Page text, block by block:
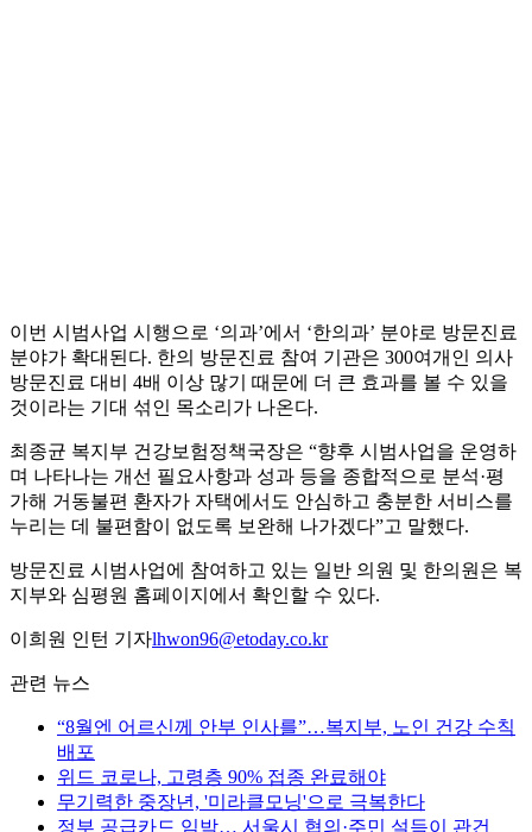
이번 시범사업 시행으로 ‘의과’에서 ‘한의과’ 분야로 방문진료
분야가 확대된다. 한의 방문진료 참여 기관은 300여개인 의사
방문진료 대비 4배 이상 많기 때문에 더 큰 효과를 볼 수 있을
것이라는 기대 섞인 목소리가 나온다.
최종균 복지부 건강보험정책국장은 “향후 시범사업을 운영하
며 나타나는 개선 필요사항과 성과 등을 종합적으로 분석·평
가해 거동불편 환자가 자택에서도 안심하고 충분한 서비스를
누리는 데 불편함이 없도록 보완해 나가겠다”고 말했다.
방문진료 시범사업에 참여하고 있는 일반 의원 및 한의원은 복
지부와 심평원 홈페이지에서 확인할 수 있다.
이희원 인턴 기자lhwon96@etoday.co.kr
관련 뉴스
“8월엔 어르신께 안부 인사를”…복지부, 노인 건강 수칙
배포
위드 코로나, 고령층 90% 접종 완료해야
무기력한 중장년, '미라클모닝'으로 극복한다
정부 공급카드 임박… 서울시 협의·주민 설득이 관건